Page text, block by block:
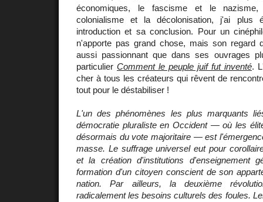
économiques, le fascisme et le
colonialisme et la décolonisation, j'ai plus
introduction et sa conclusion. Pour un
n'apporte pas grand chose, mais son regard
aussi passionnant que dans ses ouvrages
particulier Comment le peuple juif fut inventé.
cher à tous les créateurs qui rêvent de
tout pour le déstabiliser !
L'un des phénomènes les plus marquants
démocratie pluraliste en Occident — où les
désormais du vote majoritaire — est
masse. Le suffrage universel eut pour
et la création d'institutions d'enseignement
formation d'un citoyen conscient de son
nation. Par ailleurs, la deuxième
radicalement les besoins culturels des foules.